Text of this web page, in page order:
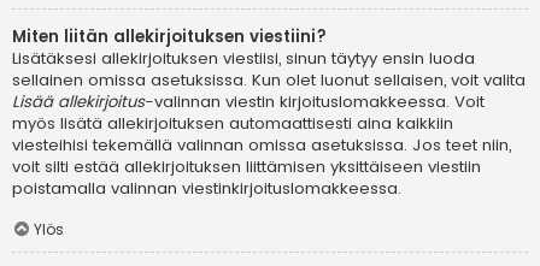
Miten liitän allekirjoituksen viestiini?
Lisätäksesi allekirjoituksen viestiisi, sinun täytyy ensin luoda
sellainen omissa asetuksissa. Kun olet luonut sellaisen, voit valita
Lisää allekirjoitus-valinnan viestin kirjoituslomakkeessa. Voit
myös lisätä allekirjoituksen automaattisesti aina kaikkiin
viesteihisi tekemällä valinnan omissa asetuksissa. Jos teet niin,
voit silti estää allekirjoituksen liittämisen yksittäiseen viestiin
poistamalla valinnan viestinkirjoituslomakkeessa.
Ylös